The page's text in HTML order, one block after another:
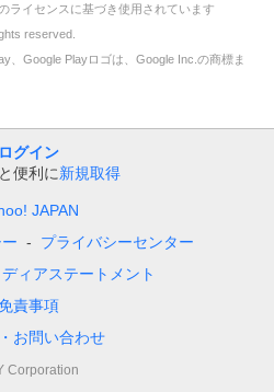
ライセンスに基づき使用されています
reserved.
、Google Playロゴは、Google Inc.の商標ま
ログイン
便利に新規取得
JAPAN
プライバシーセンター
ディアステートメント
責事項
お問い合わせ
Corporation